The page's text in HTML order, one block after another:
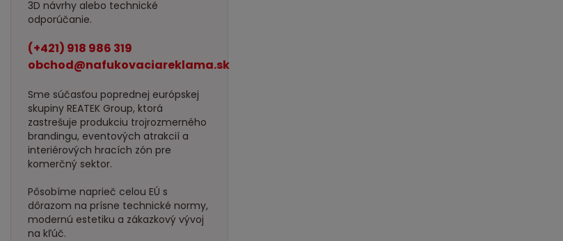
3D návrhy alebo technické
odporúčanie.
(+421) 918 986 319
obchod@nafukovaciareklama.sk
Sme súčasťou poprednej európskej
skupiny REATEK Group, ktorá
zastrešuje produkciu trojrozmerného
brandingu, eventových atrakcií a
interiérových hracích zón pre
komerčný sektor.
Pôsobíme naprieč celou EÚ s
dôrazom na prísne technické normy,
modernú estetiku a zákazkový vývoj
na kľúč.